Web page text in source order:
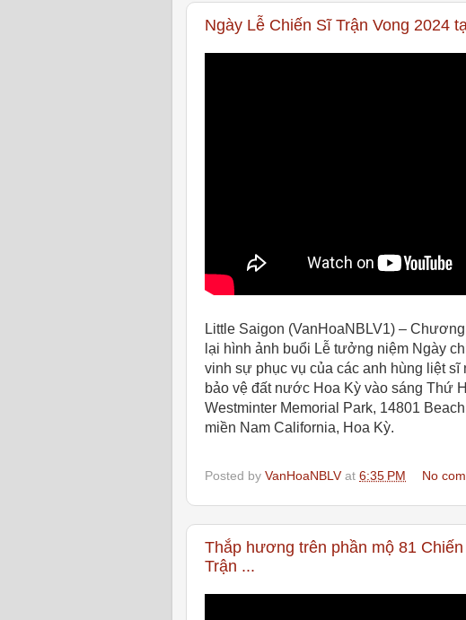
Ngày Lễ Chiến Sĩ Trận Vong 2024
Little Saigon (VanHoaNBLV1) –
lại hình ảnh buổi Lễ tưởng niệm Ngày
vinh sự phục vụ của các anh hùng liệt
bảo vệ đất nước Hoa Kỳ vào sáng Thứ
Westminter Memorial Park, 14801
miền Nam California, Hoa Kỳ.
Posted by VanHoaNBLV at 6:35 PM No
Thắp hương trên phần mộ 81
Trận ...